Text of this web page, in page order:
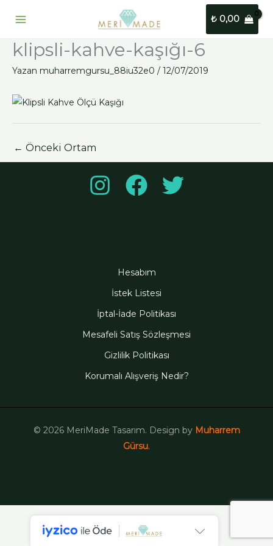
₺ 0,00
klipsli-kahve-kaşığı-6
Yazan muharremgursu_88iu32e0 / 12/07/2019
← Önceki Ortam
Hesabım
İstek Listesi
İptal-İade Politikası
Mesafeli Satış Sözleşmesi
Gizlilik Politikası
Korumalı Alışveriş Nedir?
© 2026 MeriMade Tasarım. Design by Muharrem
Gürsu.